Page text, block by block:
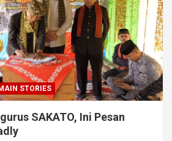
STORIES
SAKATO, Ini Pesan